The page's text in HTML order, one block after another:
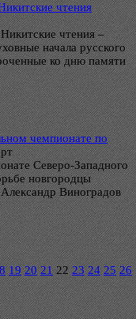
чтения
чтения –
начала русского
ко дню памяти
чемпионате по
Северо-Западного
новгородцы
Виноградов
19 20 21 22 23 24 25 26